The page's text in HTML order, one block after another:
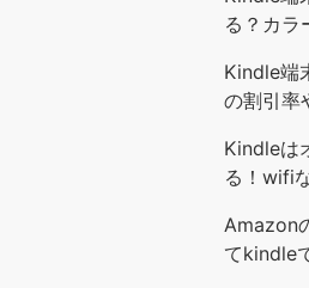
る？カラ
Kindle端
の割引率
Kindleは
る！wifi
Amazon
てkindle